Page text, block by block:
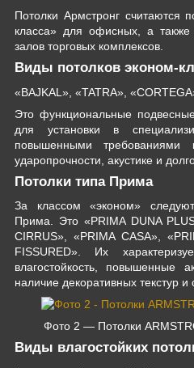
Потолки Армстронг считаются
класса» для офисных, а
залов торговых комплексов.
Виды потолков эконом-
«BAJKAL», «TATRA»,
Это функциональные
для установки в
повышенными требованиями к
ударопрочности, акустике и
Потолки типа Прима
За классом «эконом»
Прима. Это «PRIMA DUNA
CIRRUS», «PRIMA CASA»,
FISSURED». Их
влагостойкость, повышенные
наличие декоративных текстур
Фото 2 — Потолки
Виды влагостойких